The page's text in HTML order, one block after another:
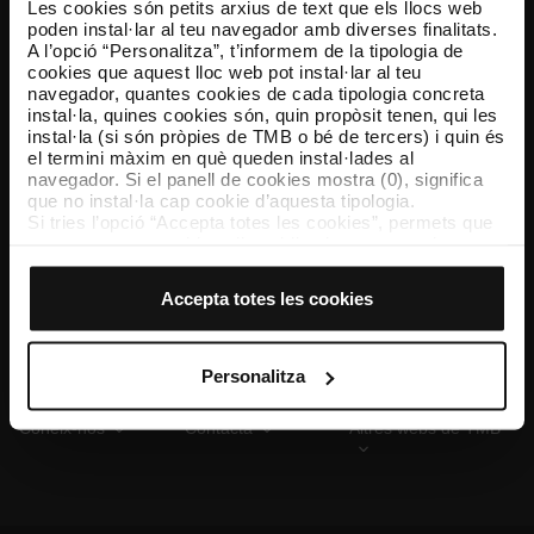
Les cookies són petits arxius de text que els llocs web
poden instal·lar al teu navegador amb diverses finalitats.
A l’opció “Personalitza”, t’informem de la tipologia de
cookies que aquest lloc web pot instal·lar al teu
navegador, quantes cookies de cada tipologia concreta
instal·la, quines cookies són, quin propòsit tenen, qui les
instal·la (si són pròpies de TMB o bé de tercers) i quin és
el termini màxim en què queden instal·lades al
navegador. Si el panell de cookies mostra (0), significa
que no instal·la cap cookie d’aquesta tipologia.
Si tries l’opció “Accepta totes les cookies”, permets que
El selector que es troba a la dreta de cada tipologia de
cookies d’aquella classe.
Un cop hagis marcat les teves preferències, has de fer
clic sobre “Selecciona i configura”. Així, s’instal·laran
només les cookies de la tipologia que hagis seleccionat
personalització, perquè permeten recordar les teves
opcions de navegació (com ara l’idioma) i milloren la teva
Accepta totes les cookies
Personalitza
TMB App
Descarrega’t TMB App i compra els teus bitllets
App Store Google Play
Coneix-nos Contacta Altres webs de TMB